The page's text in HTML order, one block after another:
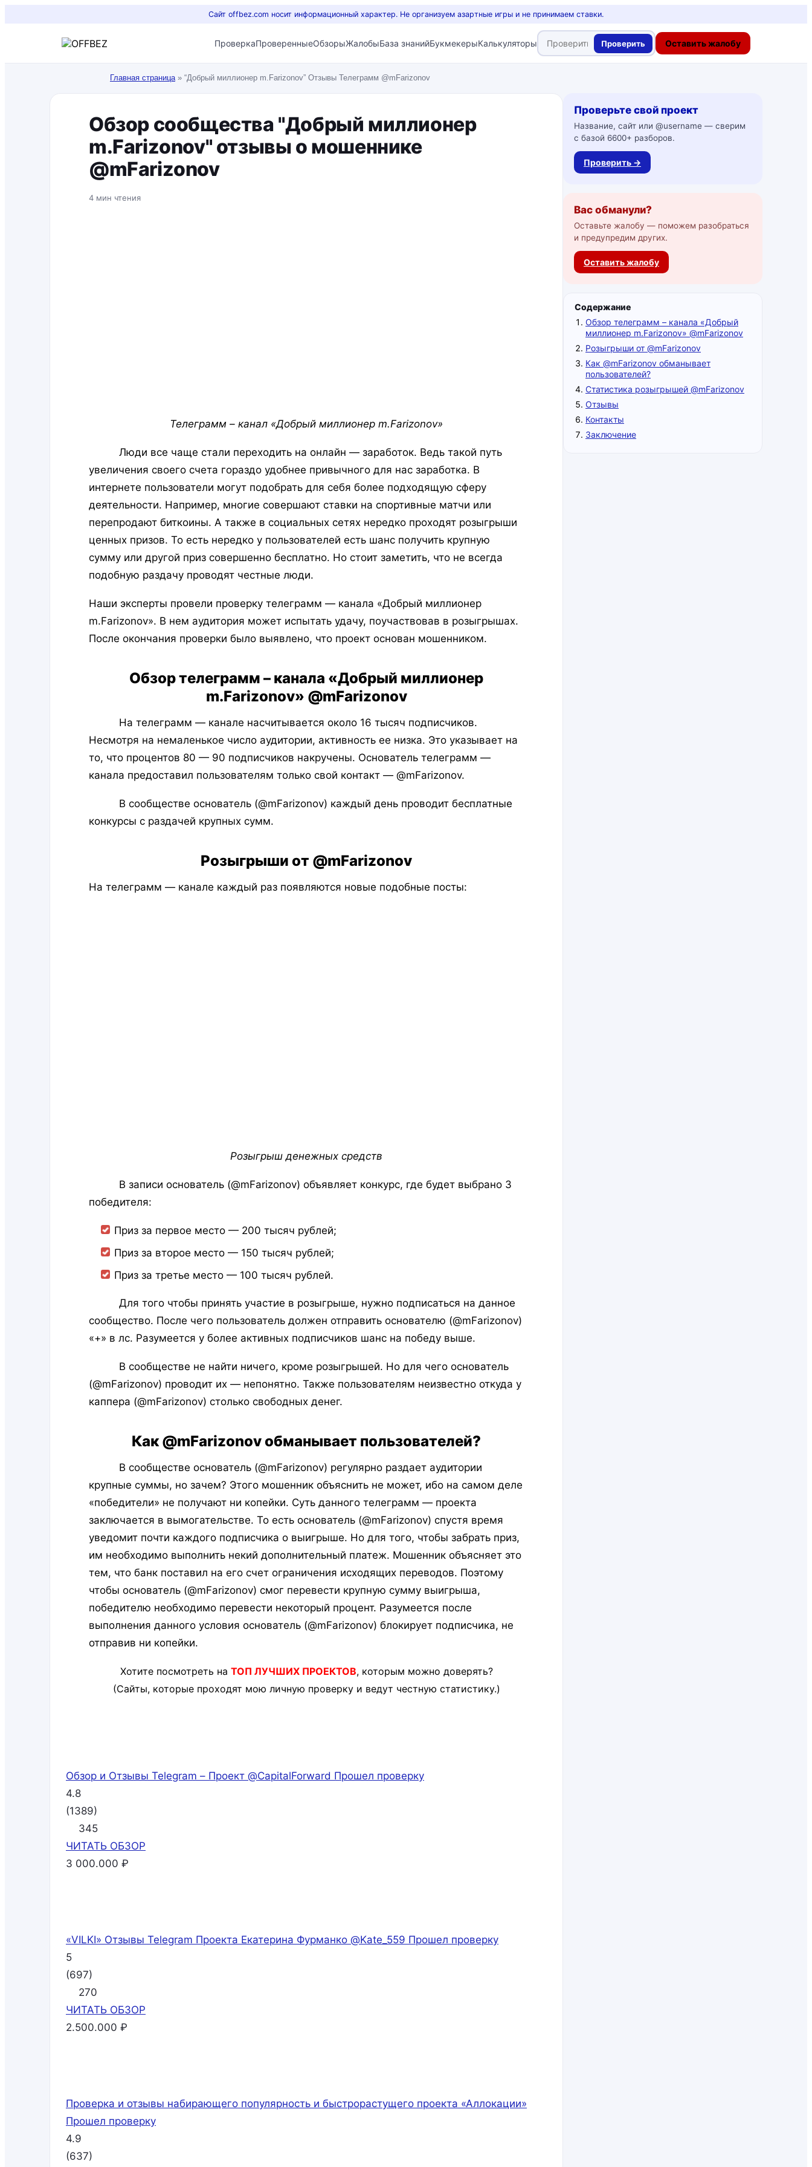
Сайт offbez.com носит информационный характер. Не организуем азартные игры и не принимаем ставки.
ПроверкаПроверенныеОбзорыЖалобыБаза знанийБукмекерыКалькуляторы Проверить Оставить жалобу
Главная страница» “Добрый миллионер m.Farizonov” Отзывы Телеграмм @mFarizonov
Обзор сообщества "Добрый миллионер
m.Farizonov" отзывы о мошеннике
@mFarizonov
4 мин чтения
Телеграмм – канал «Добрый миллионер m.Farizonov»
Люди все чаще стали переходить на онлайн — заработок. Ведь такой путь
увеличения своего счета гораздо удобнее привычного для нас заработка. В
интернете пользователи могут подобрать для себя более подходящую сферу
деятельности. Например, многие совершают ставки на спортивные матчи или
перепродают биткоины. А также в социальных сетях нередко проходят розыгрыши
ценных призов. То есть нередко у пользователей есть шанс получить крупную
сумму или другой приз совершенно бесплатно. Но стоит заметить, что не всегда
подобную раздачу проводят честные люди.
Наши эксперты провели проверку телеграмм — канала «Добрый миллионер
m.Farizonov». В нем аудитория может испытать удачу, поучаствовав в розыгрышах.
После окончания проверки было выявлено, что проект основан мошенником.
Обзор телеграмм – канала «Добрый миллионер
m.Farizonov» @mFarizonov
На телеграмм — канале насчитывается около 16 тысяч подписчиков.
Несмотря на немаленькое число аудитории, активность ее низка. Это указывает на
то, что процентов 80 — 90 подписчиков накручены. Основатель телеграмм —
канала предоставил пользователям только свой контакт — @mFarizonov.
В сообществе основатель (@mFarizonov) каждый день проводит бесплатные
конкурсы с раздачей крупных сумм.
Розыгрыши от @mFarizonov
На телеграмм — канале каждый раз появляются новые подобные посты:
Розыгрыш денежных средств
В записи основатель (@mFarizonov) объявляет конкурс, где будет выбрано 3
победителя:
Приз за первое место — 200 тысяч рублей;
Приз за второе место — 150 тысяч рублей;
Приз за третье место — 100 тысяч рублей.
Для того чтобы принять участие в розыгрыше, нужно подписаться на данное
сообщество. После чего пользователь должен отправить основателю (@mFarizonov)
«+» в лс. Разумеется у более активных подписчиков шанс на победу выше.
В сообществе не найти ничего, кроме розыгрышей. Но для чего основатель
(@mFarizonov) проводит их — непонятно. Также пользователям неизвестно откуда у
каппера (@mFarizonov) столько свободных денег.
Как @mFarizonov обманывает пользователей?
В сообществе основатель (@mFarizonov) регулярно раздает аудитории
крупные суммы, но зачем? Этого мошенник объяснить не может, ибо на самом деле
«победители» не получают ни копейки. Суть данного телеграмм — проекта
заключается в вымогательстве. То есть основатель (@mFarizonov) спустя время
уведомит почти каждого подписчика о выигрыше. Но для того, чтобы забрать приз,
им необходимо выполнить некий дополнительный платеж. Мошенник объясняет это
тем, что банк поставил на его счет ограничения исходящих переводов. Поэтому
чтобы основатель (@mFarizonov) смог перевести крупную сумму выигрыша,
победителю необходимо перевести некоторый процент. Разумеется после
выполнения данного условия основатель (@mFarizonov) блокирует подписчика, не
отправив ни копейки.
Хотите посмотреть на ТОП ЛУЧШИХ ПРОЕКТОВ, которым можно доверять?
(Сайты, которые проходят мою личную проверку и ведут честную статистику.)
Обзор и Отзывы Telegram – Проект @CapitalForward Прошел проверку
4.8
(1389)
345
ЧИТАТЬ ОБЗОР
3 000.000 ₽
«VILKI» Отзывы Telegram Проекта Екатерина Фурманко @Kate_559 Прошел проверку
5
(697)
270
ЧИТАТЬ ОБЗОР
2.500.000 ₽
Проверка и отзывы набирающего популярность и быстрорастущего проекта «Аллокации»
Прошел проверку
4.9
(637)
Проверьте свой проект
Название, сайт или @username — сверим
с базой 6600+ разборов.
Проверить →
Вас обманули?
Оставьте жалобу — поможем разобраться
и предупредим других.
Оставить жалобу
Содержание
Обзор телеграмм – канала «Добрый
миллионер m.Farizonov» @mFarizonov
Розыгрыши от @mFarizonov
Как @mFarizonov обманывает
пользователей?
Статистика розыгрышей @mFarizonov
Отзывы
Контакты
Заключение